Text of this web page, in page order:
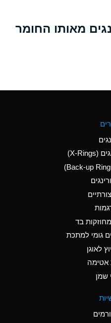
A
A
בד
גומי למתכת
לאוגן
אטימה
שמן